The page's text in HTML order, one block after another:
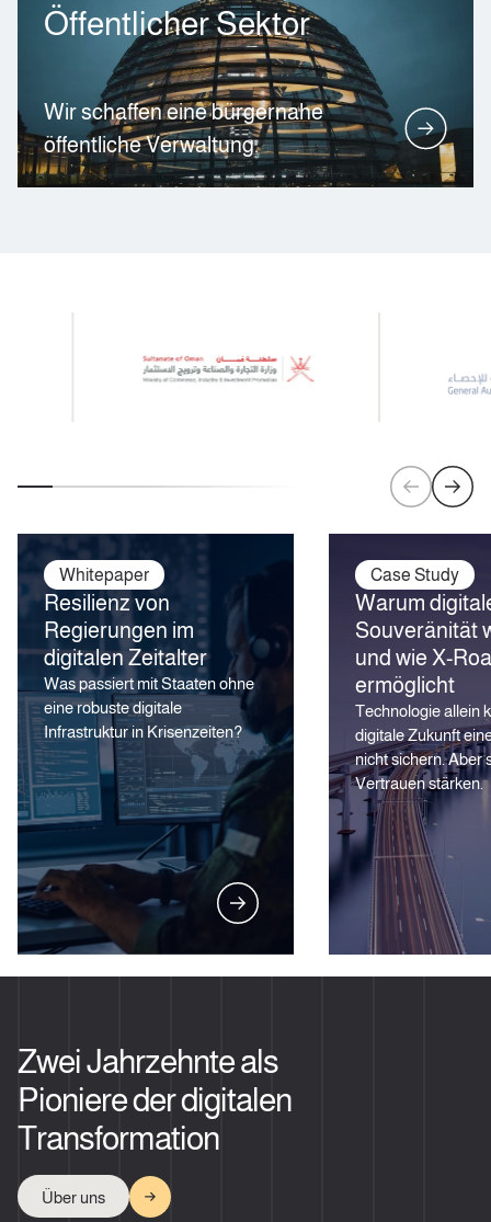
Öffentlicher Sektor
Wir schaffen eine bürgernahe
öffentliche Verwaltung.
Whitepaper
Resilienz von
Regierungen im
digitalen Zeitalter
Was passiert mit Staaten ohne
eine robuste digitale
Infrastruktur in Krisenzeiten?
Case Study
Warum
Souveränität
und wie X-
ermöglicht
Technologie allein
digitale Zukunft
nicht sichern. Aber
Vertrauen stärken.
Zwei Jahrzehnte als
Pioniere der digitalen
Transformation
Über uns